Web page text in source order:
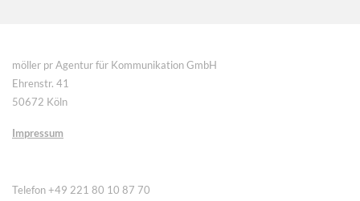
möller pr Agentur für Kommunikation GmbH
Ehrenstr. 41
50672 Köln
Impressum
Telefon +49 221 80 10 87 70